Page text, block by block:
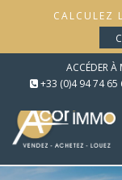
CALCULEZ
ACCÉDER
+33 (0)4 94 74 65